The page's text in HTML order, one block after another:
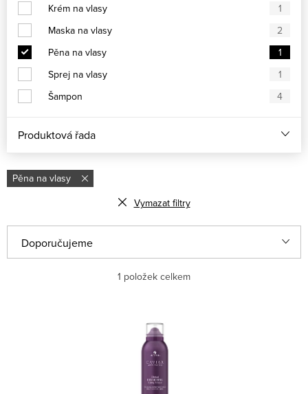
Krém na vlasy
1
Maska na vlasy
2
Pěna na vlasy
1
Sprej na vlasy
1
Šampon
4
Produktová řada
Pěna na vlasy
Vymazat filtry
Řazení produktů
Doporučujeme
1 položek celkem